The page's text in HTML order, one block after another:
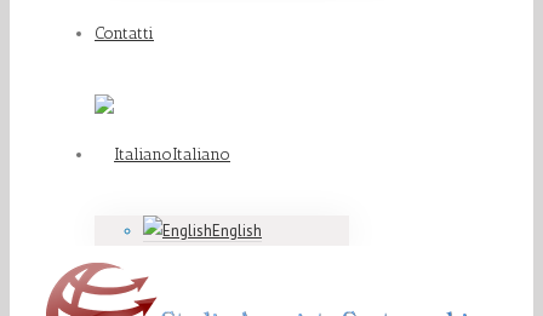
Contatti
Italiano
English